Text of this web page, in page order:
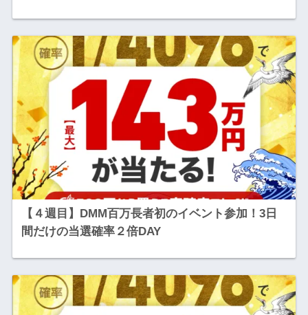
【４週目】DMM百万長者初のイベント参加！3日
間だけの当選確率２倍DAY